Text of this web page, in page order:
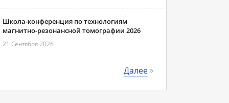
Школа-конференция по технологиям
магнитно-резонансной томографии 2026
21 Сентября 2026
Далее